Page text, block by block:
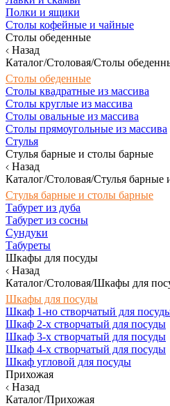
Полки и ящики
Столы кофейные и чайные
Столы обеденные
Назад
Каталог/Столовая/Столы
Столы обеденные
Столы квадратные из массива
Столы круглые из массива
Столы овальные из массива
Столы прямоугольные из массива
Стулья
Стулья барные и столы барные
Назад
Каталог/Столовая/Стулья барные
Стулья барные и столы барные
Табурет из дуба
Табурет из сосны
Сундуки
Табуреты
Шкафы для посуды
Назад
Каталог/Столовая/Шкафы для
Шкафы для посуды
Шкаф 1-но створчатый для
Шкаф 2-х створчатый для посуды
Шкаф 3-х створчатый для посуды
Шкаф 4-х створчатый для посуды
Шкаф угловой для посуды
Прихожая
Назад
Каталог/Прихожая